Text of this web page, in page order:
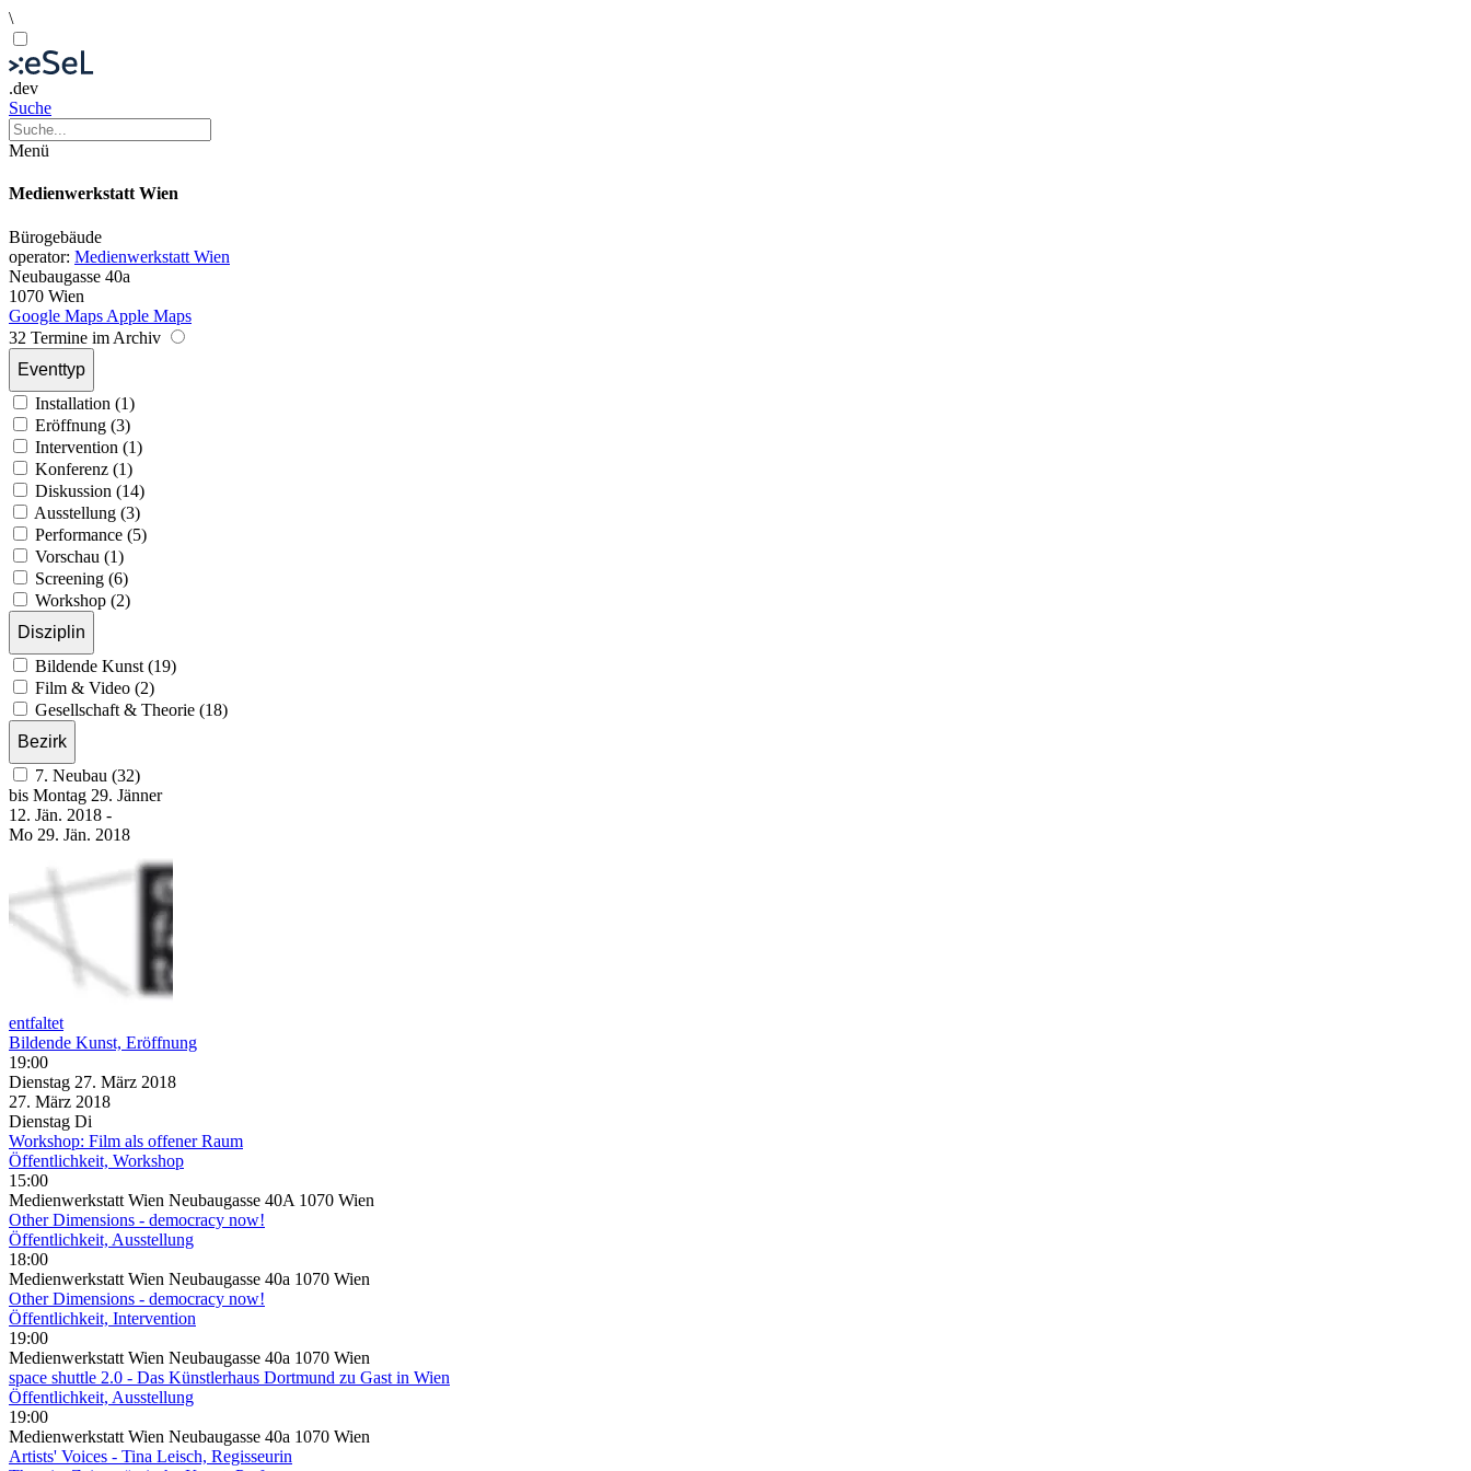
\
.dev
Suche
Menü
Medienwerkstatt Wien
Bürogebäude
operator: Medienwerkstatt Wien
Neubaugasse 40a
1070 Wien
Google Maps Apple Maps
32 Termine im Archiv
Eventtyp
Installation (1)
Eröffnung (3)
Intervention (1)
Konferenz (1)
Diskussion (14)
Ausstellung (3)
Performance (5)
Vorschau (1)
Screening (6)
Workshop (2)
Disziplin
Bildende Kunst (19)
Film & Video (2)
Gesellschaft & Theorie (18)
Bezirk
7. Neubau (32)
bis Montag 29. Jänner
12. Jän. 2018 -
Mo 29. Jän. 2018
entfaltet
Bildende Kunst, Eröffnung
19:00
Dienstag 27. März 2018
27. März 2018
Dienstag Di
Workshop: Film als offener Raum
Öffentlichkeit, Workshop
15:00
Medienwerkstatt Wien Neubaugasse 40A 1070 Wien
Other Dimensions - democracy now!
Öffentlichkeit, Ausstellung
18:00
Medienwerkstatt Wien Neubaugasse 40a 1070 Wien
Other Dimensions - democracy now!
Öffentlichkeit, Intervention
19:00
Medienwerkstatt Wien Neubaugasse 40a 1070 Wien
space shuttle 2.0 - Das Künstlerhaus Dortmund zu Gast in Wien
Öffentlichkeit, Ausstellung
19:00
Medienwerkstatt Wien Neubaugasse 40a 1070 Wien
Artists' Voices - Tina Leisch, Regisseurin